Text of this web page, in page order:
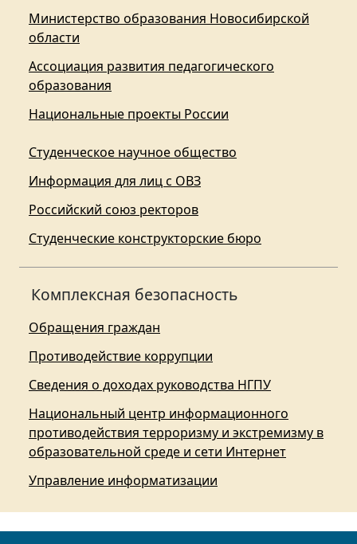
Министерство образования Новосибирской
области
Ассоциация развития педагогического
образования
Национальные проекты России
Студенческое научное общество
Информация для лиц с ОВЗ
Российский союз ректоров
Студенческие конструкторские бюро
Комплексная безопасность
Обращения граждан
Противодействие коррупции
Сведения о доходах руководства НГПУ
Национальный центр информационного
противодействия терроризму и экстремизму в
образовательной среде и сети Интернет
Управление информатизации